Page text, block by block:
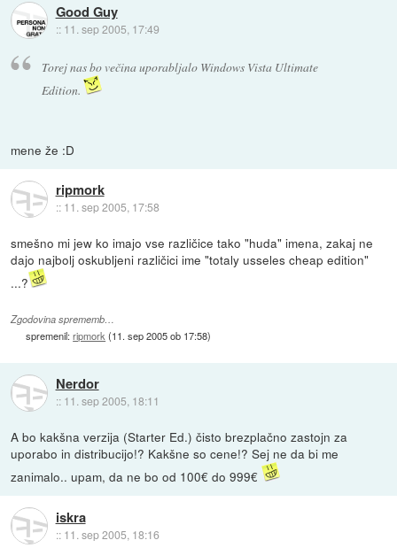
Good Guy
:: 11. sep 2005, 17:49
Torej nas bo večina uporabljalo Windows Vista Ultimate
Edition.
mene že :D
ripmork
:: 11. sep 2005, 17:58
smešno mi jew ko imajo vse različice tako "huda" imena, zakaj ne
dajo najbolj oskubljeni različici ime "totaly usseles cheap edition"
...?
Zgodovina sprememb…
spremenil:ripmork(11. sep 2005 ob 17:58)
Nerdor
:: 11. sep 2005, 18:11
A bo kakšna verzija (Starter Ed.) čisto brezplačno zastojn za
uporabo in distribucijo!? Kakšne so cene!? Sej ne da bi me
zanimalo.. upam, da ne bo od 100€ do 999€
iskra
:: 11. sep 2005, 18:16